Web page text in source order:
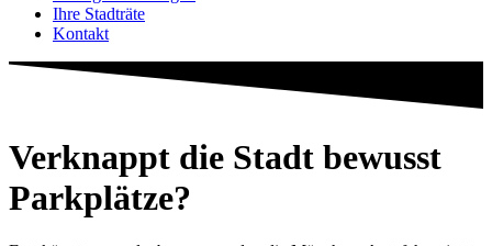
Ihre Stadträte
Kontakt
Verknappt die Stadt bewusst
Parkplätze?